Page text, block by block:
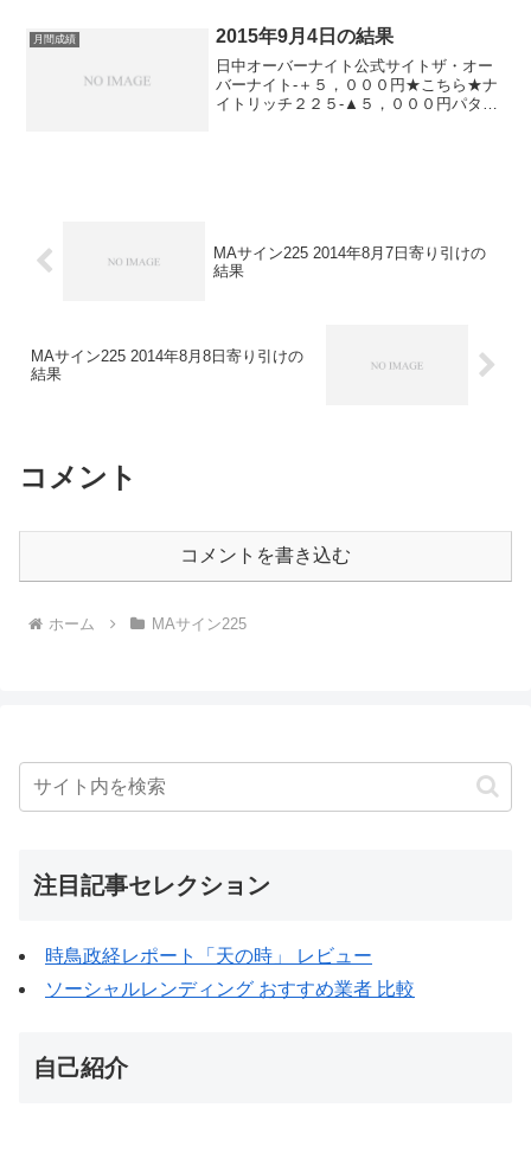
月間成績 2015年9月4日の結果
日中オーバーナイト公式サイトザ・オー
バーナイト-＋５，０００円★こちら★ナ
イトリッチ２２５-▲５，０００円パター
MAサイン225 2014年8月7日寄り引けの
結果
MAサイン225 2014年8月8日寄り引けの
結果
コメント
コメントを書き込む
ホーム MAサイン225
注目記事セレクション
時鳥政経レポート「天の時」 レビュー
ソーシャルレンディング おすすめ業者 比較
自己紹介